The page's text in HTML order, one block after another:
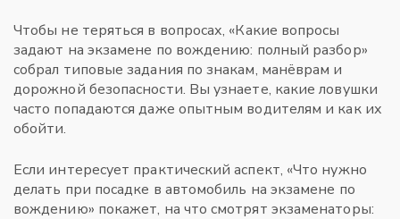
Чтобы не теряться в вопросах, «Какие вопросы
задают на экзамене по вождению: полный разбор»
собрал типовые задания по знакам, манёврам и
дорожной безопасности. Вы узнаете, какие ловушки
часто попадаются даже опытным водителям и как их
обойти.
Если интересует практический аспект, «Что нужно
делать при посадке в автомобиль на экзамене по
вождению» покажет, на что смотрят экзаменаторы: